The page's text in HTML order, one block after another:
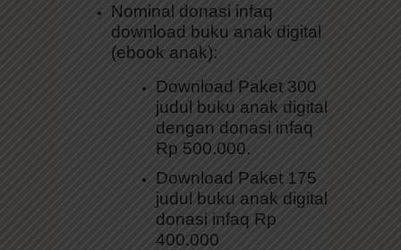
Nominal donasi infaq
download buku anak digital
(ebook anak):
Download Paket 300
judul buku anak digital
dengan donasi infaq
Rp 500.000.
Download Paket 175
judul buku anak digital
donasi infaq Rp
400.000